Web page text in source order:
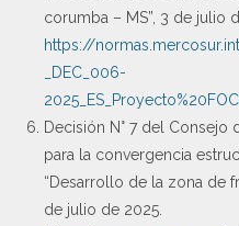
corumba – MS”, 3 de julio
https://
_DEC_006-
Decisión N° 7 del
para la convergencia
“Desarrollo de la zona de
de julio de 2025.